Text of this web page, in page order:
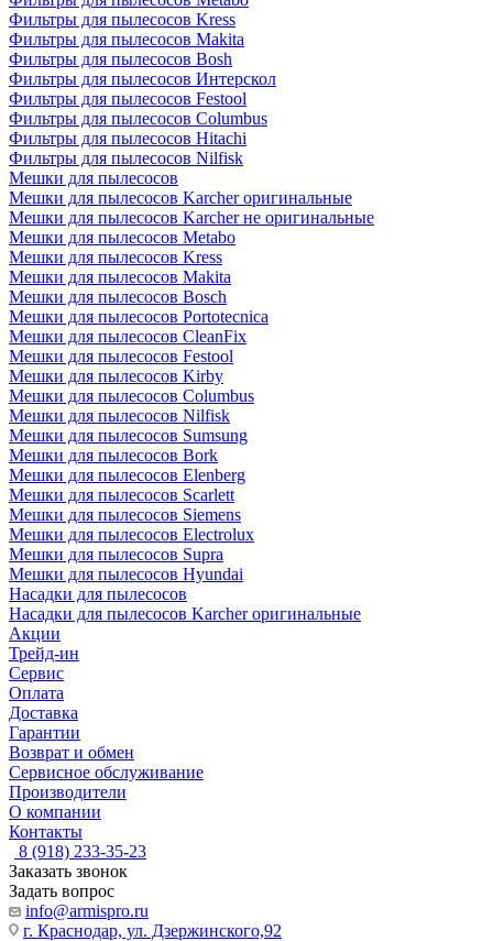
Фильтры для пылесосов Kress
Фильтры для пылесосов Makita
Фильтры для пылесосов Bosh
Фильтры для пылесосов Интерскол
Фильтры для пылесосов Festool
Фильтры для пылесосов Columbus
Фильтры для пылесосов Hitachi
Фильтры для пылесосов Nilfisk
Мешки для пылесосов
Мешки для пылесосов Karcher оригинальные
Мешки для пылесосов Karcher не оригинальные
Мешки для пылесосов Metabo
Мешки для пылесосов Kress
Мешки для пылесосов Makita
Мешки для пылесосов Bosch
Мешки для пылесосов Portotecnica
Мешки для пылесосов CleanFix
Мешки для пылесосов Festool
Мешки для пылесосов Kirby
Мешки для пылесосов Columbus
Мешки для пылесосов Nilfisk
Мешки для пылесосов Sumsung
Мешки для пылесосов Bork
Мешки для пылесосов Elenberg
Мешки для пылесосов Scarlett
Мешки для пылесосов Siemens
Мешки для пылесосов Electrolux
Мешки для пылесосов Supra
Мешки для пылесосов Hyundai
Насадки для пылесосов
Насадки для пылесосов Karcher оригинальные
Акции
Трейд-ин
Сервис
Оплата
Доставка
Гарантии
Возврат и обмен
Сервисное обслуживание
Производители
О компании
Контакты
8 (918) 233-35-23
Заказать звонок
Задать вопрос
info@armispro.ru
г. Краснодар, ул. Дзержинского,92